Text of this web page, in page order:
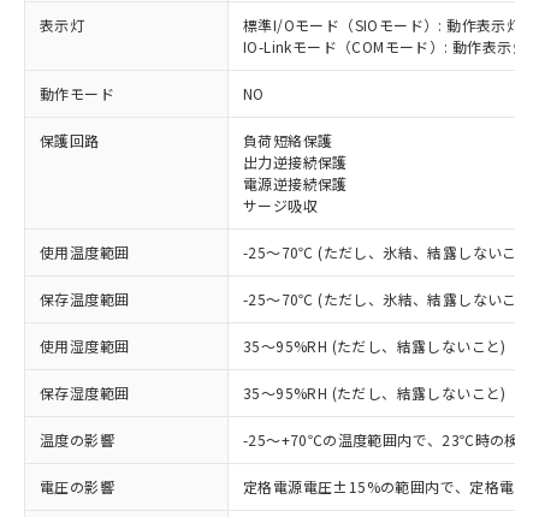
表示灯
標準I/Oモード（SIOモード）: 動作表示灯(
IO-Linkモード（COMモード）: 動作表示
動作モード NO
保護回路
負荷短絡保護
出力逆接続保護
電源逆接続保護
サージ吸収
使用温度範囲 -25～70℃ (ただし、氷結、結露しないこと)
保存温度範囲 -25～70℃ (ただし、氷結、結露しないこと)
使用湿度範囲 35～95%RH (ただし、結露しないこと)
保存湿度範囲 35～95%RH (ただし、結露しないこと)
温度の影響 -25～+70℃の温度範囲内で、23℃時の検
電圧の影響 定格電源電圧±15%の範囲内で、定格電
ご利用条件
以下の条件をお読みいただき、同意のうえ
ご利用ください。
本サービスは、当社制御機器事業取扱
商品の当社在庫状況および標準価格
(税抜)を提供させていただくもので
当社制御機器事業取扱商品の中には、
本サービスの対象外となる商品もある
ことをご了承ください。
対応済み：EU RoHS指令（10物質）の
非含有に対応した製品が提供可能な商品で
対応予定：EU RoHS指令（10物質）の非含
有に対応した製品に切り替える予定のある
商品です。
対応予定なし：EU RoHS指令（10物質）の
非含有に非対応の商品で、対応品を出す予
定はありません。
調査・確認中：EU RoHS指令（10物質）の
非含有の対応状況を調査中または確認中の
商品です。
非該当品：ライセンス料など無形物で、有
害物質有無と関係のない商品です。
いたものが、含有品と判明した場合などや
※1 中国RoHS○×表
「○」：最大均質材料含有率が中国RoHSの
基準値以下であることを示します。
「×」：最大均質材料含有率が中国RoHSの
基準値を超えていることを示します。